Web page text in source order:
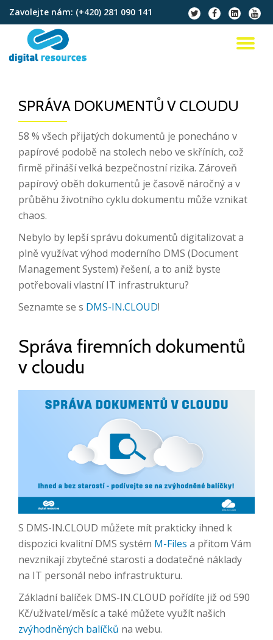
Přeskočit
obsah
Zavolejte nám: (+420) 281 090 141
fa-
twitter
fa-
facebook
fa-
linkedin-
square
fa-
SPRÁVA DOKUMENTŮ V CLOUDU
58 % všech přijatých dokumentů je ponecháno v
papírové podobě na stolech nebo ve skříních, což
firmě přináší velká bezpečnostní rizika. Zároveň
papírový oběh dokumentů je časově náročný a v
průběhu životního cyklu dokumentu může vznikat
chaos.
Nebylo by lepší správu dokumentů digitalizovat a
plně využívat výhod moderního DMS (Document
Management System) řešení, a to aniž byste
potřebovali vlastní IT infrastrukturu?
Seznamte se s DMS-IN.CLOUD!
Správa firemních dokumentů
v cloudu
S DMS-IN.CLOUD můžete mít prakticky ihned k
dispozici kvalitní DMS systém M-Files a přitom Vám
nevznikají zbytečné starosti a dodatečné náklady
na IT personál nebo infrastrukturu.
Základní balíček DMS-IN.CLOUD pořídíte již od 590
Kč/uživatel/měsíc a také můžete využít našich
zvýhodněných balíčků na webu.